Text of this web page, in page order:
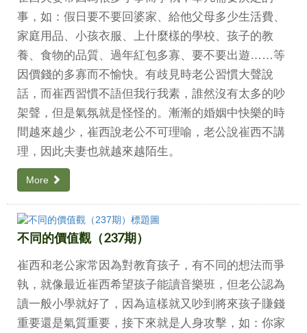
事，如：假日要不要回婆家、給他父母多少生活費、
家庭用品、小孩衣服、上什麼樣的學校、孩子的教
養、食物的品質、過年紅包多寡、要不要出遊……等
因價錢的多寡而不愉快。有歧見時老公習慣大聲說
話，而崔西習慣不語但我行我素，誰然沒有太多的吵
架聲，但是氣氛就是怪怪的。漸漸的婚姻中快樂的時
間越來越少，崔西說老公不可理喻，老公說崔西不講
理，因此夫妻也就越來越陌生。
More
不同的價值觀（237期）
崔西和老公家常因為對教育孩子，有不同的想法而爭
執，就像最近崔西希望孩子能讀音樂班，但老公認為
讀一般小學就好了，因為這樣就又吵到將來孩子賺錢
重要還是氣質重要，接下來就是人身攻擊，如：你家